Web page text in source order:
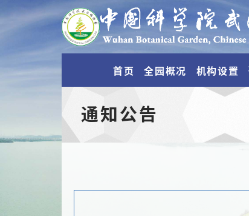
首页 全园概况 机构设置
通知公告